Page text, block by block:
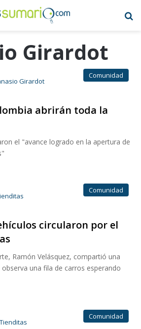
Girardot
Comunidad
abrirán toda la
el "avance logrado en la apertura de
Comunidad
circularon por el
Ramón Velásquez, compartió una
una fila de carros esperando
Comunidad